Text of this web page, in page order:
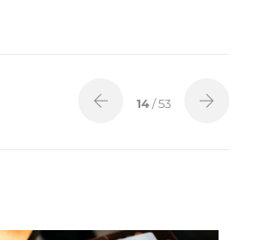
14/ 53